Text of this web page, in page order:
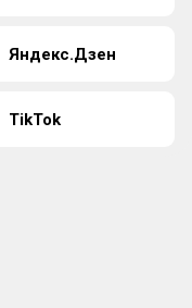
Яндекс.Дзен
TikTok